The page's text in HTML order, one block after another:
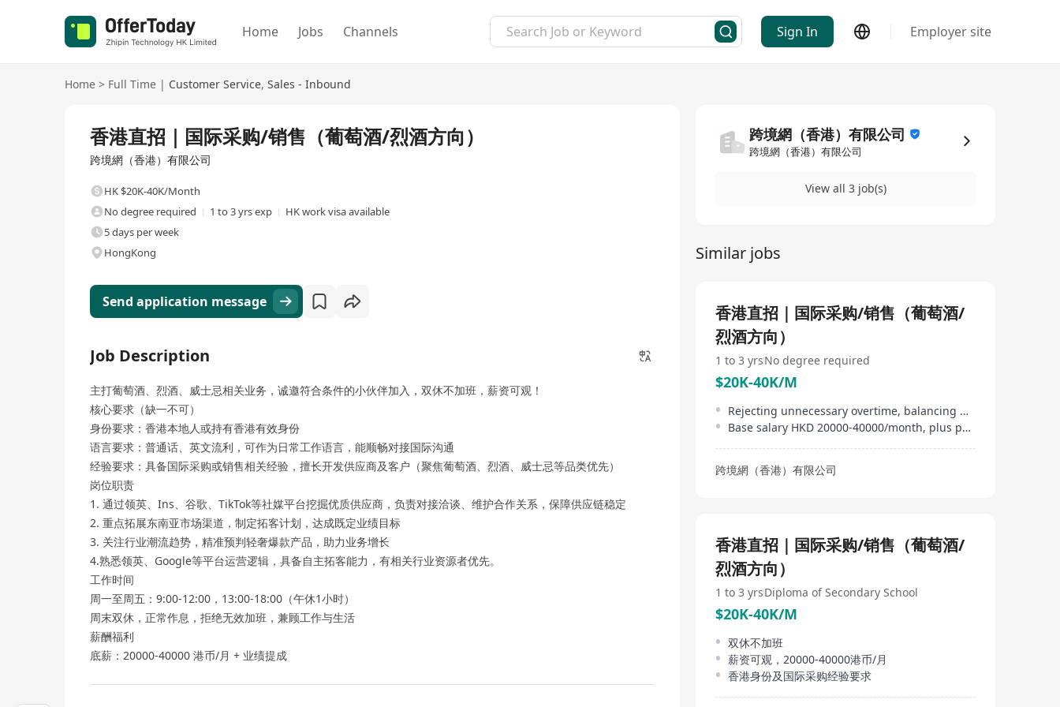
Home Jobs Channels Sign In Employer site
Home > Full Time | Customer Service, Sales - Inbound
香港直招｜国际采购/销售（葡萄酒/烈酒方向）
跨境網（香港）有限公司
HK $20K-40K/Month
No degree required
1 to 3 yrs exp
HK work visa available
5 days per week
HongKong
Send application message
Job Description
主打葡萄酒、烈酒、威士忌相关业务，诚邀符合条件的小伙伴加入，双休不加班，薪资可观！
核心要求（缺一不可）
身份要求：香港本地人或持有香港有效身份
语言要求：普通话、英文流利，可作为日常工作语言，能顺畅对接国际沟通
经验要求：具备国际采购或销售相关经验，擅长开发供应商及客户（聚焦葡萄酒、烈酒、威士忌等品类优先）
岗位职责
1. 通过领英、Ins、谷歌、TikTok等社媒平台挖掘优质供应商，负责对接洽谈、维护合作关系，保障供应链稳定
2. 重点拓展东南亚市场渠道，制定拓客计划，达成既定业绩目标
3. 关注行业潮流趋势，精准预判轻奢爆款产品，助力业务增长
4.熟悉领英、Google等平台运营逻辑，具备自主拓客能力，有相关行业资源者优先。
工作时间
周一至周五：9:00-12:00，13:00-18:00（午休1小时）
周末双休，正常作息，拒绝无效加班，兼顾工作与生活
薪酬福利
底薪：20000-40000 港币/月 + 业绩提成
跨境網（香港）有限公司
跨境網（香港）有限公司
View all 3 job(s)
Similar jobs
香港直招｜国际采购/销售（葡萄酒/
烈酒方向）
1 to 3 yrsNo degree required
$20K-40K/M
Rejecting unnecessary overtime, balancing work and life
Base salary HKD 20000-40000/month, plus performance commission
跨境網（香港）有限公司
香港直招｜国际采购/销售（葡萄酒/
烈酒方向）
1 to 3 yrsDiploma of Secondary School
$20K-40K/M
双休不加班
薪资可观，20000-40000港币/月
香港身份及国际采购经验要求